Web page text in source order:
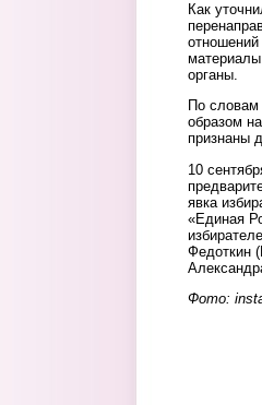
Как
органы.
По словам
образом
признаны
10
явка
«Единая
Федоткин
Фото: